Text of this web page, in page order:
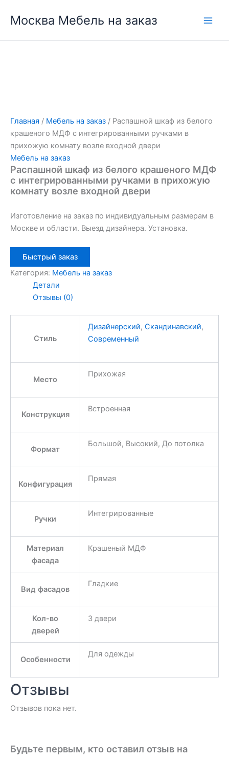
Москва Мебель на заказ
Главная / Мебель на заказ / Распашной шкаф из белого
крашеного МДФ с интегрированными ручками в
прихожую комнату возле входной двери
Мебель на заказ
Распашной шкаф из белого крашеного МДФ
с интегрированными ручками в прихожую
комнату возле входной двери
Изготовление на заказ по индивидуальным размерам в
Москве и области. Выезд дизайнера. Установка.
Быстрый заказ
Категория: Мебель на заказ
Детали
Отзывы (0)
Стиль
Дизайнерский, Скандинавский,
Современный
Место
Прихожая
Конструкция
Встроенная
Формат
Большой, Высокий, До потолка
Конфигурация
Прямая
Ручки
Интегрированные
Материал
фасада
Крашеный МДФ
Вид фасадов
Гладкие
Кол-во
дверей
3 двери
Особенности
Для одежды
Отзывы
Отзывов пока нет.
Будьте первым, кто оставил отзыв на